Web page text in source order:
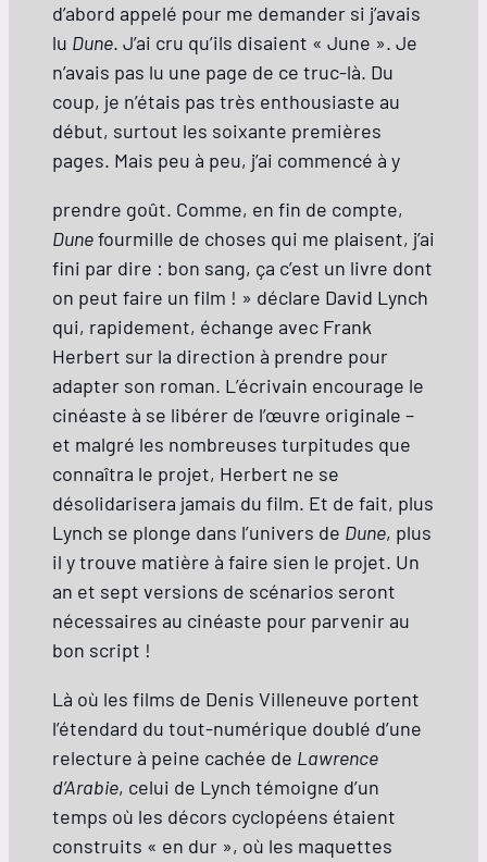
d’abord appelé pour me demander si j’avais
lu Dune. J’ai cru qu’ils disaient « June ». Je
n’avais pas lu une page de ce truc-là. Du
coup, je n’étais pas très enthousiaste au
début, surtout les soixante premières
pages. Mais peu à peu, j’ai commencé à y
prendre goût. Comme, en fin de compte,
Dunefourmille de choses qui me plaisent, j’ai
fini par dire : bon sang, ça c’est un livre dont
on peut faire un film ! » déclare David Lynch
qui, rapidement, échange avec Frank
Herbert sur la direction à prendre pour
adapter son roman. L’écrivain encourage le
cinéaste à se libérer de l’œuvre originale –
et malgré les nombreuses turpitudes que
connaîtra le projet, Herbert ne se
désolidarisera jamais du film. Et de fait, plus
Lynch se plonge dans l’univers de Dune, plus
il y trouve matière à faire sien le projet. Un
an et sept versions de scénarios seront
nécessaires au cinéaste pour parvenir au
bon script !
Là où les films de Denis Villeneuve portent
l’étendard du tout-numérique doublé d’une
relecture à peine cachée de Lawrence
d’Arabie, celui de Lynch témoigne d’un
temps où les décors cyclopéens étaient
construits « en dur », où les maquettes